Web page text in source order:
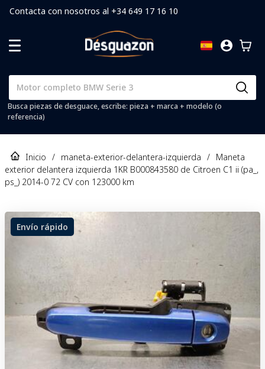
Contacta con nosotros al +34 649 17 16 10
Busca piezas de desguace, escribe: pieza + marca + modelo (o
referencia)
Inicio / maneta-exterior-delantera-izquierda / Maneta
exterior delantera izquierda 1KR B000843580 de Citroen C1 ii (pa_,
ps_) 2014-0 72 CV con 123000 km
Envío rápido